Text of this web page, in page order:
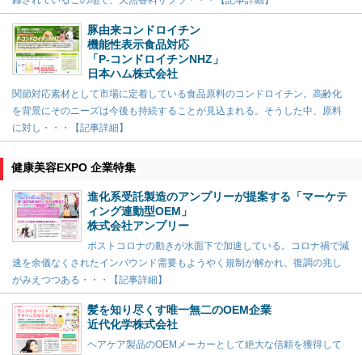
豚由来コンドロイチン
機能性表示食品対応
「P-コンドロイチンNHZ」
日本ハム株式会社
関節対応素材として市場に定着している食品原料のコンドロイチン。高齢化
を背景にそのニーズは今後も持続することが見込まれる。そうした中、原料
に対し・・・【記事詳細】
健康美容EXPO 企業特集
進化系受託製造のアンプリーが提案する「マーケテ
ィング連動型OEM」
株式会社アンプリー
ポストコロナの動きが水面下で加速している。コロナ禍で減
速を余儀なくされたインバウンド需要もようやく規制が解かれ、復調の兆し
がみえつつある・・・【記事詳細】
髪を知り尽くす唯一無二のOEM企業
近代化学株式会社
ヘアケア製品のOEMメーカーとして絶大な信頼を獲得して